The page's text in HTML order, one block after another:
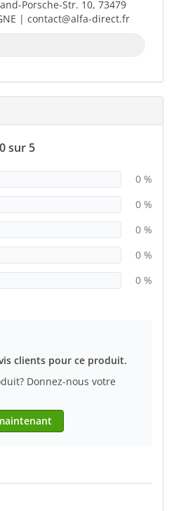
Porsche-Str. 10, 73479
| contact@alfa-direct.fr
0 sur 5
0 %
0 %
0 %
0 %
0 %
clients pour ce produit.
Donnez-nous votre